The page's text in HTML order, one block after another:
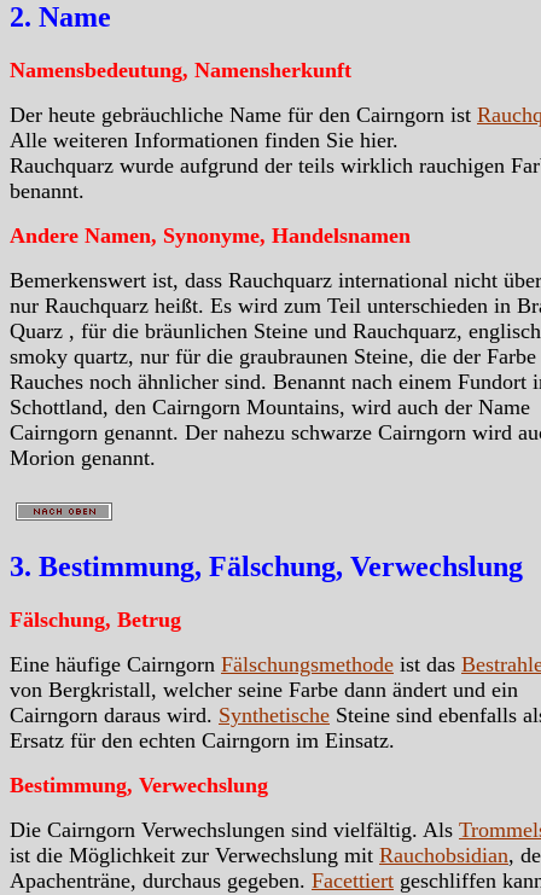
2. Name
Namensbedeutung, Namensherkunft
Der heute gebräuchliche Name für den Cairngorn ist
Alle weiteren Informationen finden Sie hier.
Rauchquarz wurde aufgrund der teils wirklich rauchigen
benannt.
Andere Namen, Synonyme, Handelsnamen
Bemerkenswert ist, dass Rauchquarz international nicht
nur Rauchquarz heißt. Es wird zum Teil unterschieden in
Quarz , für die bräunlichen Steine und Rauchquarz, englisch
smoky quartz, nur für die graubraunen Steine, die der Farbe
Rauches noch ähnlicher sind. Benannt nach einem Fundort
Schottland, den Cairngorn Mountains, wird auch der Name
Cairngorn genannt. Der nahezu schwarze Cairngorn wird
Morion genannt.
3. Bestimmung, Fälschung, Verwechslung
Fälschung, Betrug
Eine häufige Cairngorn Fälschungsmethode ist das
von Bergkristall, welcher seine Farbe dann ändert und ein
Cairngorn daraus wird. Synthetische Steine sind ebenfalls
Ersatz für den echten Cairngorn im Einsatz.
Bestimmung, Verwechslung
Die Cairngorn Verwechslungen sind vielfältig. Als
ist die Möglichkeit zur Verwechslung mit Rauchobsidian,
Apachenträne, durchaus gegeben. Facettiert geschliffen